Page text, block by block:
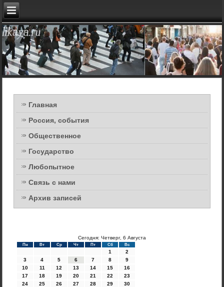
Главная
Россия, события
Общественное
Государство
Любопытное
Связь с нами
Архив записей
Сегодня: Четверг, 6 Августа
Пн Вт Ср Чт Пт Сб Вс
1
2
3
4 5 6 7 8
9
10
11 12 13 14 15
16
17
18 19 20 21 22
23
24
25 26 27 28 29
30